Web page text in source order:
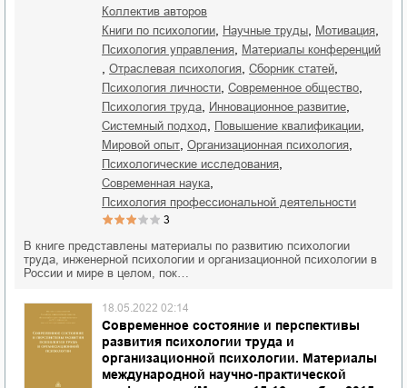
Коллектив авторов
книги по психологии
научные труды мотивация
психология управления материалы конференций
отраслевая психология сборник статей
психология личности современное общество
психология труда инновационное развитие
системный подход повышение квалификации
мировой опыт организационная психология
психологические исследования
современная наука
психология профессиональной деятельности
3
В книге представлены материалы по развитию психологии
труда, инженерной психологии и организационной психологии в
России и мире в целом, пок…
Современное состояние и перспективы
развития психологии труда и
организационной психологии. Материалы
международной научно-практической
18.05.2022 02:14